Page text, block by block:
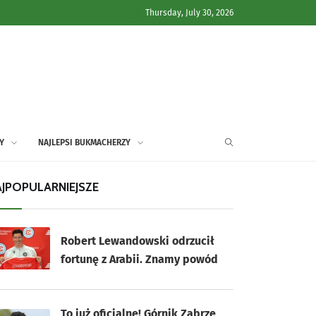
Thursday, July 30, 2026
NAJLEPSI BUKMACHERZY
Robert Lewandowski odrzucił
fortunę z Arabii. Znamy powód